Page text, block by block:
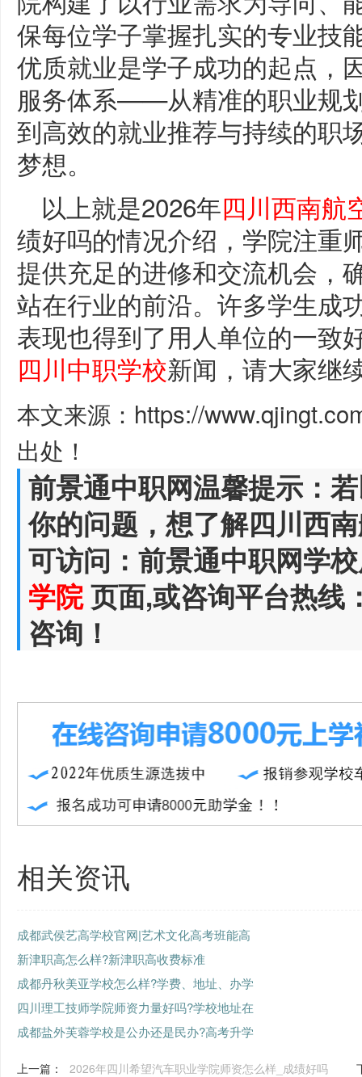
保每位学子掌握扎实的专业技
优质就业是学子成功的起点，
服务体系——从精准的职业规
到高效的就业推荐与持续的职
梦想。
以上就是2026年四川西南航
绩好吗的情况介绍，学院注重
提供充足的进修和交流机会，
站在行业的前沿。许多学生成
表现也得到了用人单位的一致
四川中职学校新闻，请大家继
本文来源：https://
出处！
前景通中职网温馨提示：
你的问题，想了解四川西
可访问：前景通中职网学
学院页面,或咨询平台热线
咨询！
相关资讯
成都武侯艺高学校官网|艺术文化高考班能高
新津职高怎么样?新津职高收费标准
成都丹秋美亚学校怎么样?学费、地址、办学
四川理工技师学院师资力量好吗?学校地址在
成都盐外芙蓉学校是公办还是民办?高考升学
上一篇： 2026年四川希望汽车职业学院师资怎么样_成绩好吗